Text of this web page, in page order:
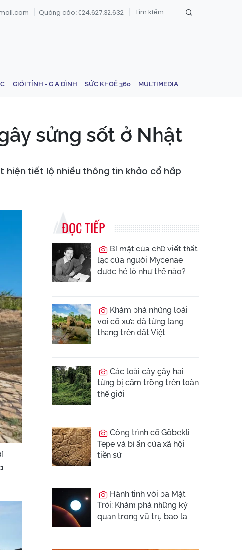
Quảng cáo: 024.627.32.632
GIỚI TÍNH - GIA ĐÌNH SỨC KHOẺ 360 MULTIMEDIA
sửng sốt ở Nhật
hiện tiết lộ nhiều thông tin khảo cổ hấp
ĐỌC TIẾP
Bí mật của chữ viết thất
lạc của người Mycenae
được hé lộ như thế nào?
Khám phá những loài
voi cổ xưa đã từng lang
thang trên đất Việt
Các loài cây gây hại
từng bị cấm trồng trên toàn
thế giới
Công trình cổ Göbekli
Tepe và bí ẩn của xã hội
tiền sử
Hành tinh với ba Mặt
Trời: Khám phá những kỳ
quan trong vũ trụ bao la